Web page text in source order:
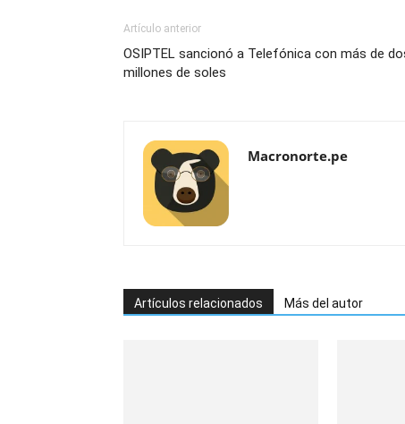
Artículo anterior
OSIPTEL sancionó a Telefónica con más de
millones de soles
Macronorte.pe
Artículos relacionados Más del autor